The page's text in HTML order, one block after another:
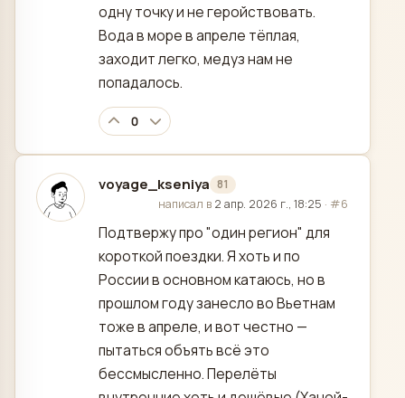
одну точку и не геройствовать.
Вода в море в апреле тёплая,
заходит легко, медуз нам не
попадалось.
0
voyage_kseniya 81
отредактировано
написал в 2 апр. 2026 г., 18:25 · #6
Подтвержу про "один регион" для
короткой поездки. Я хоть и по
России в основном катаюсь, но в
прошлом году занесло во Вьетнам
тоже в апреле, и вот честно —
пытаться объять всё это
бессмысленно. Перелёты